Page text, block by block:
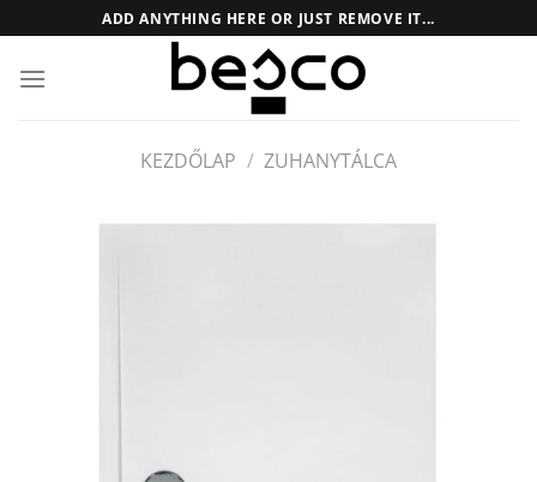
to
content
ADD ANYTHING HERE OR JUST REMOVE IT...
KEZDŐLAP / ZUHANYTÁLCA